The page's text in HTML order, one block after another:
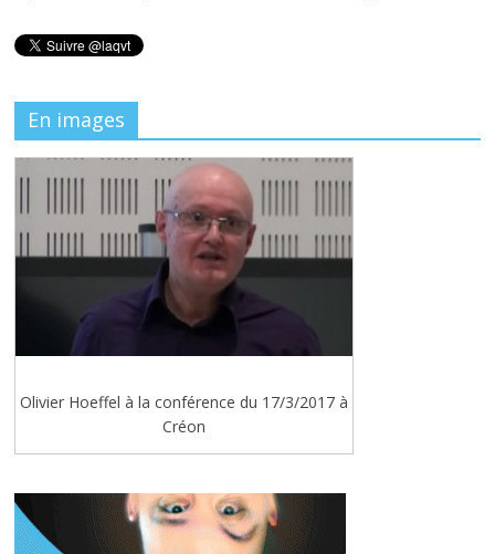
En images
Olivier Hoeffel à la conférence du 17/3/2017 à
Créon